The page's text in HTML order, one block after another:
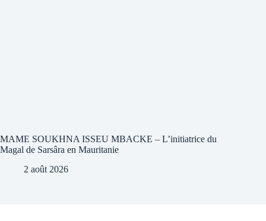
MAME SOUKHNA ISSEU MBACKE – L’initiatrice du
Magal de Sarsâra en Mauritanie
2 août 2026